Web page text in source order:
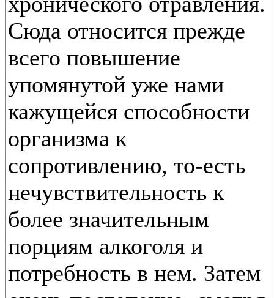
Сюда относится прежде
всего повышение
упомянутой уже нами
кажущейся способности
организма к
сопротивлению, то-есть
нечувствительность к
более значительным
порциям алкоголя и
потребность в нем. Затем